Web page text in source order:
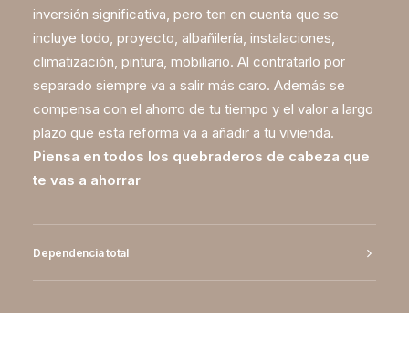
inversión significativa, pero ten en cuenta que se
incluye todo, proyecto, albañilería, instalaciones,
climatización, pintura, mobiliario. Al contratarlo por
separado siempre va a salir más caro. Además se
compensa con el ahorro de tu tiempo y el valor a largo
plazo que esta reforma va a añadir a tu vivienda.
Piensa en todos los quebraderos de cabeza que
te vas a ahorrar
Dependencia total